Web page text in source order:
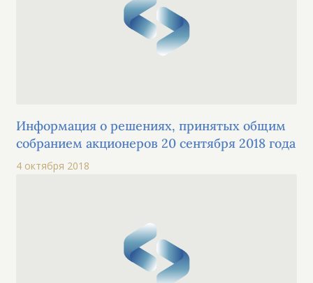
Информация о решениях, принятых общим
собранием акционеров 20 сентября 2018 года
4 октября 2018